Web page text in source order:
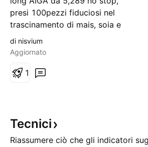
presi 100pezzi fiduciosi nel
trascinamento di mais, soia e
grano che caricano e non si sa
mai quando partono, ma prima o
senza pescinanobanana. Oltre
di nisvium
Aggiornato
1
Tecnici
Riassumere ciò che gli indicatori